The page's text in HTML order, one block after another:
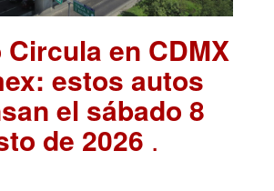
Circula en CDMX
estos autos
el sábado 8
de 2026 .